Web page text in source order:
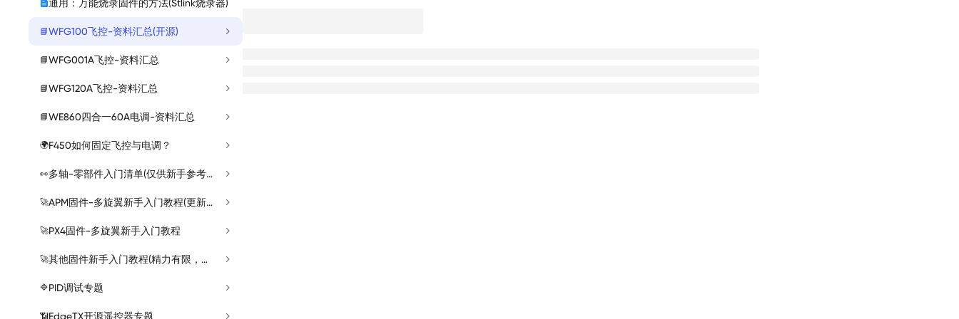
通用：万能烧录固件的方法(Stlink烧录器)
📘WFG100飞控-资料汇总(开源)
📘WFG001A飞控-资料汇总
📘WFG120A飞控-资料汇总
📘WE860四合一60A电调-资料汇总
🌍F450如何固定飞控与电调？
👀 多轴-零部件入门清单(仅供新手参考）
🚀 APM固件-多旋翼新手入门教程(更新中)
🚀PX4固件-多旋翼新手入门教程
🚀 其他固件新手入门教程(精力有限，待大朋逐步制作~~~~)
🔷PID调试专题
📶 EdgeTX开源遥控器专题